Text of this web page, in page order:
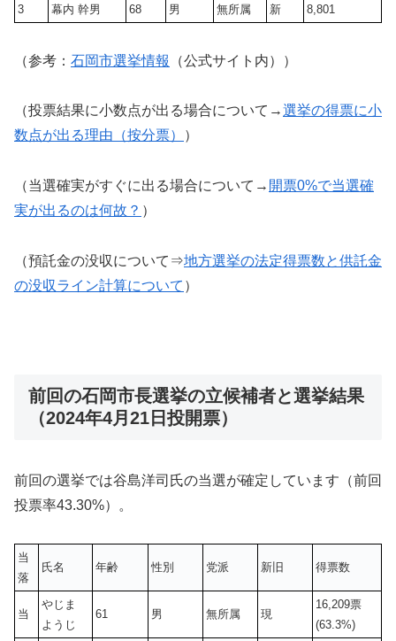
3 幕内 幹男 68 男 無所属 新 8,801
（参考： 石岡市選挙情報 （公式サイト内））
（投票結果に小数点が出る場合について→選挙の得票に小
数点が出る理由（按分票）
）
（当選確実がすぐに出る場合について→ 開票0%で当選確
実が出るのは何故？ ）
（預託金の没収について⇒地方選挙の法定得票数と供託金
の没収ライン計算について ）
前回の石岡市長選挙の立候補者と選挙結果
（2024年4月21日投開票）
前回の選挙では谷島洋司氏の当選が確定しています（前回
投票率43.30%）。
当
落
氏名 年齢 性別 党派 新旧 得票数
当
やじま
ようじ
61 男 無所属 現
16,209票
(63.3%)